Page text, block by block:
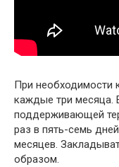
При необходимости
каждые три месяца.
поддерживающей
раз в пять-семь
месяцев.
образом.